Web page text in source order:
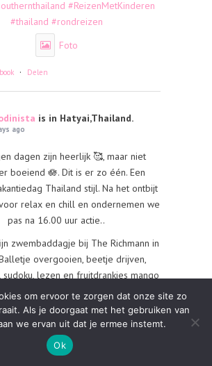
#ReizenMetKinderen
#thailand #rondreizen
Foto
· Delen
is in Hatyai,Thailand.
ago
dagen zijn heerlijk 🥰, maar niet
boeiend 🪷. Dit is er zo één. Een
Thailand stijl. Na het ontbijt
relax en chill en ondernemen we
pas na 16.00 uur actie..
zwembaddagje bij The Richmann in
overgooien, beetje drijven,
lezen en fruitdrankjes mango
aardbei 🍓 bijvoorbeeld. Heerlijk.
nou ja. We gaan naar de stad voor
Een uurtje voetenmassages Thaise
stijl.
om ervoor te zorgen dat onze site zo
Als je doorgaat met het gebruiken van
we ervan uit dat je ermee instemt.
Ok